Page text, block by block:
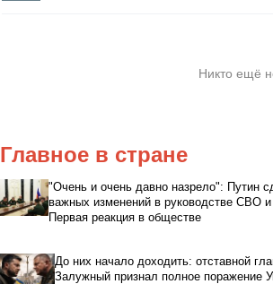
Никто ещё
Главное в стране
"Очень и очень давно назрело": Путин
важных изменений в руководстве СВО и
Первая реакция в обществе
До них начало доходить: отставной
Залужный признал полное поражение